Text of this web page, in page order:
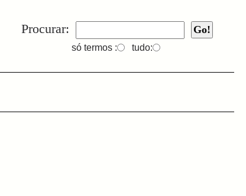
Procurar:
só termos : tudo: